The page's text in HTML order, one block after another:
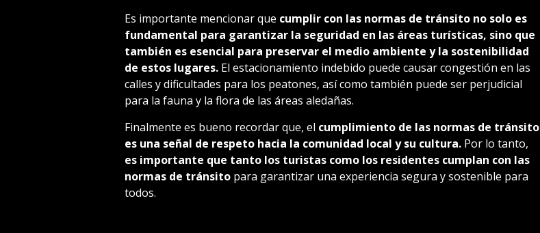
Es importante mencionar que cumplir con las normas de tránsito no solo es
fundamental para garantizar la seguridad en las áreas turísticas, sino que
también es esencial para preservar el medio ambiente y la sostenibilidad
de estos lugares.El estacionamiento indebido puede causar congestión en las
calles y dificultades para los peatones, así como también puede ser perjudicial
para la fauna y la flora de las áreas aledañas.
Finalmente es bueno recordar que, el cumplimiento de las normas de tránsito
es una señal de respeto hacia la comunidad local y su cultura.Por lo tanto,
es importante que tanto los turistas como los residentes cumplan con las
normas de tránsitopara garantizar una experiencia segura y sostenible para
todos.